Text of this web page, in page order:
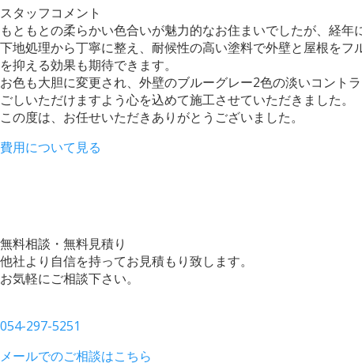
スタッフコメント
もともとの柔らかい色合いが魅力的なお住まいでしたが、経年
下地処理から丁寧に整え、耐候性の高い塗料で外壁と屋根を
を抑える効果も期待できます。
お色も大胆に変更され、外壁のブルーグレー2色の淡いコント
ごしいただけますよう心を込めて施工させていただきました。
この度は、お任せいただきありがとうございました。
費用について見る
無料相談・無料見積り
他社より自信を持ってお見積もり致します。
お気軽にご相談下さい。
054-297-5251
メールでのご相談はこちら